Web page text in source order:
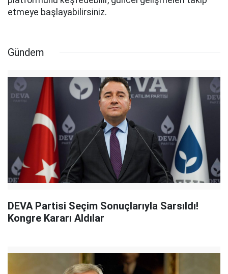
etmeye başlayabilirsiniz.
Gündem
DEVA Partisi Seçim Sonuçlarıyla Sarsıldı!
Kongre Kararı Aldılar